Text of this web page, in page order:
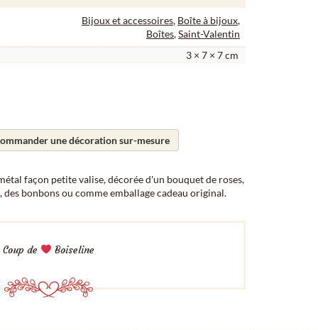
Bijoux et accessoires, Boîte à bijoux,
Boîtes,Saint-Valentin
3 × 7 × 7 cm
une décoration sur-mesure
façon petite valise, décorée d'un bouquet de roses,
bonbons ou comme emballage cadeau original.
Coup de Boiseline